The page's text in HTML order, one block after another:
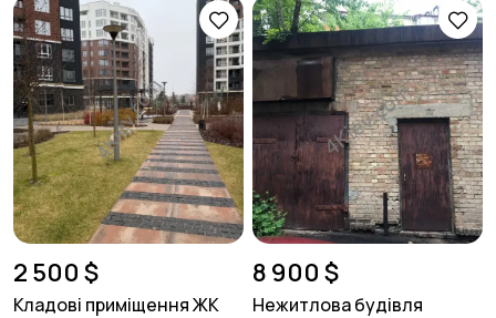
2 500 $
Кладові приміщення ЖК
8 900 $
Нежитлова будівля